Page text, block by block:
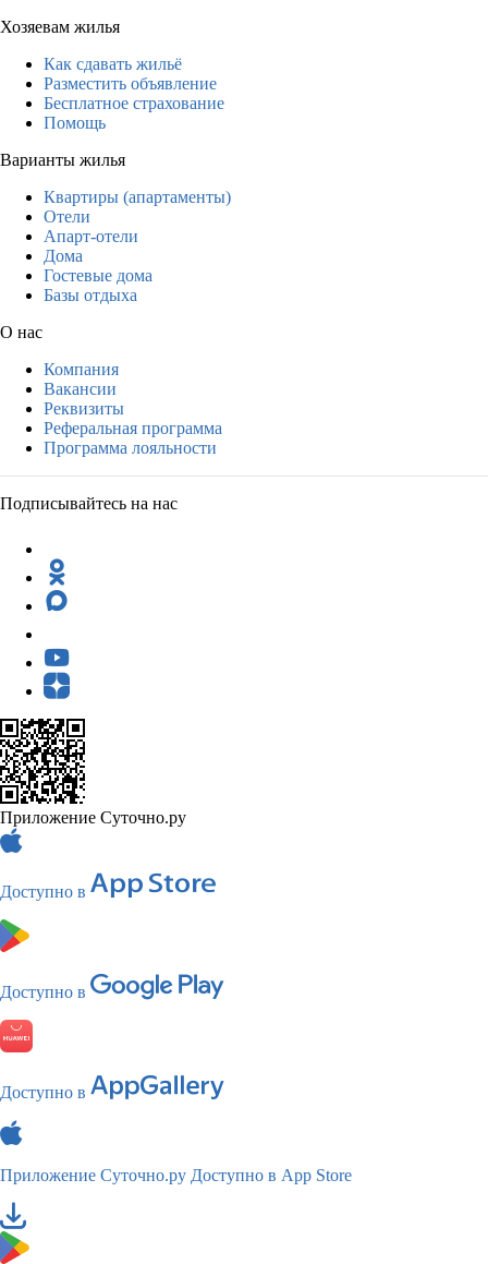
Хозяевам жилья
Как сдавать жильё
Разместить объявление
Бесплатное страхование
Помощь
Варианты жилья
Квартиры (апартаменты)
Отели
Апарт-отели
Дома
Гостевые дома
Базы отдыха
О нас
Компания
Вакансии
Реквизиты
Реферальная программа
Программа лояльности
Подписывайтесь на нас
Приложение Суточно.ру
Доступно в
Доступно в
Доступно в
Приложение Суточно.ру Доступно в App Store